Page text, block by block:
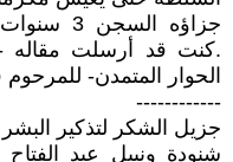
جزاؤه
.كنت قد أرسلت مقاله
الحوار المتمدن-
------------
جزيل الشكر لتذكير
شنودة ونبيل عبد